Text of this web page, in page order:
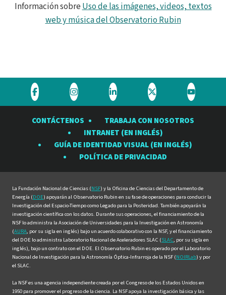
Información sobreUso de las imágenes, videos, textos
web y música del Observatorio Rubin
Visite
Observatorio
Visite
Observatorio
Rubin
en
Visite
Observatorio
Rubin
en
Visite
Observatorio
Rubin
en
Visite
Rubin
en
CONTÁCTENOS
TRABAJA CON NOSOTROS
INTRANET (EN INGLÉS)
GUÍA DE IDENTIDAD VISUAL (EN INGLÉS)
POLÍTICA DE PRIVACIDAD
La Fundación Nacional de Ciencias (NSF) y la Oficina de Ciencias del Departamento de
Energía (DOE) apoyarán al Observatorio Rubin en su fase de operaciones para conducir la
Investigación del Espacio-Tiempo como Legado para la Posteridad. También apoyarán la
investigación científica con los datos. Durante sus operaciones, el financiamiento de la
NSF lo administra la Asociación de Universidades para la Investigación en Astronomía
(AURA, por su sigla en inglés) bajo un acuerdo colaborativo con la NSF, y el financiamiento
del DOE lo administra Laboratorio Nacional de Aceleradores SLAC (SLAC, por su sigla en
inglés), bajo un contrato con el DOE. El Observatorio Rubin es operado por el Laboratorio
Nacional de Investigación para la Astronomía Óptica-Infrarroja de la NSF (NOIRLab) y por
el SLAC.
La NSF es una agencia independiente creada por el Congreso de los Estados Unidos en
1950 para promover el progreso de la ciencia. La NSF apoya la investigación básica y las